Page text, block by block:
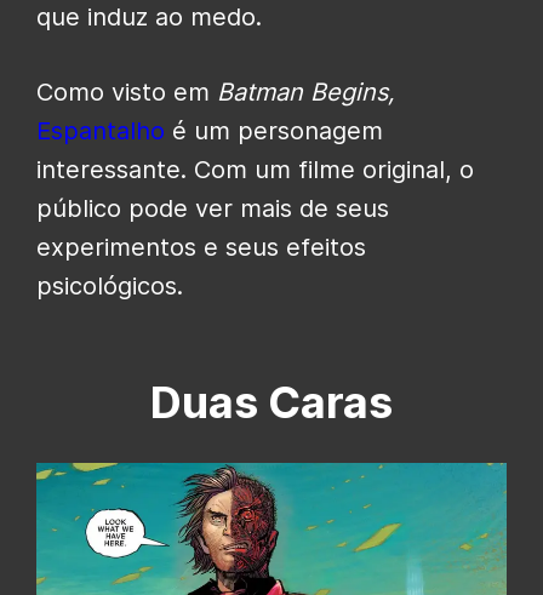
que induz ao medo.
Como visto em Batman Begins,
Espantalho é um personagem
interessante. Com um filme original, o
público pode ver mais de seus
experimentos e seus efeitos
psicológicos.
Duas Caras